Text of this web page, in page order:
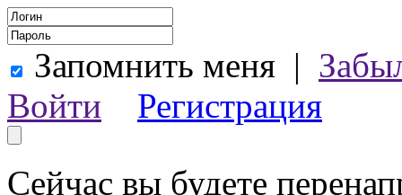
Запомнить меня |
Войти
Регистрация
Сейчас вы будете